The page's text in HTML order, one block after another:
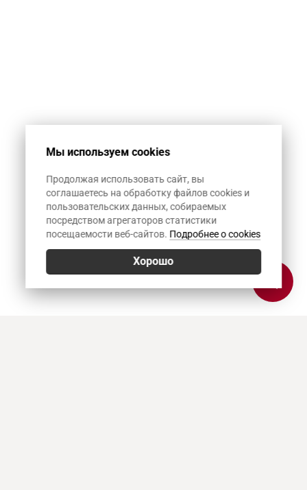
Мы используем cookies
Продолжая использовать сайт, вы
соглашаетесь на обработку файлов cookies и
пользовательских данных, собираемых
посредством агрегаторов статистики
посещаемости веб-сайтов. Подробнее о cookies
Хорошо